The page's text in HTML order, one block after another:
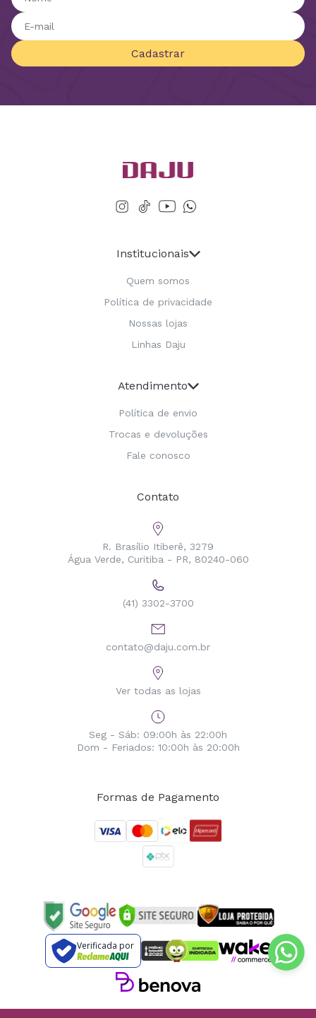
Cadastrar
Institucionais
Quem somos
Política de privacidade
Nossas lojas
Linhas Daju
Atendimento
Política de envio
Trocas e devoluções
Fale conosco
Contato
R. Brasílio Itiberê, 3279
Água Verde, Curitiba - PR, 80240-060
(41) 3302-3700
contato@daju.com.br
Ver todas as lojas
Seg - Sáb: 09:00h às 22:00h
Dom - Feriados: 10:00h às 20:00h
Formas de Pagamento
Verificada por